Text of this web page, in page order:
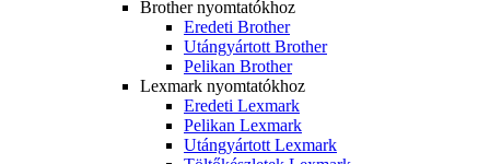
Brother nyomtatókhoz
Eredeti Brother
Utángyártott Brother
Pelikan Brother
Lexmark nyomtatókhoz
Eredeti Lexmark
Pelikan Lexmark
Utángyártott Lexmark